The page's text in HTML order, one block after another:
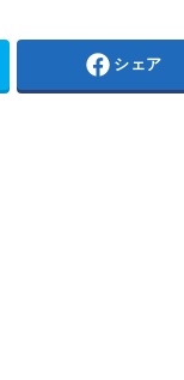
シェア